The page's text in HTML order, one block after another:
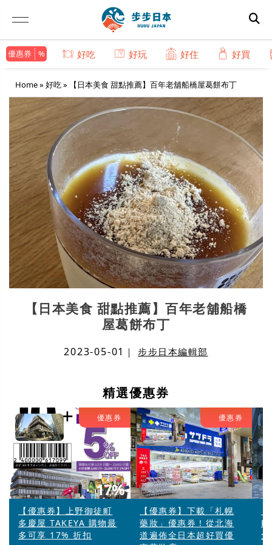
優惠券 好吃 好玩 好住 好買
Home» 好吃» 【日本美食 甜點推薦】百年老舖船橋屋葛餅布丁
【日本美食 甜點推薦】百年老舖船橋
屋葛餅布丁
2023-05-01 ｜ 步步日本編輯部
精選優惠券
17%
優惠券
【優惠券】上野御徒町
多慶屋 TAKEYA 購物最
多可享 17% 折扣
優惠券
【優惠券】下載「札幌
藥妝」優惠券！從北海
道遍佈全日本超好買優